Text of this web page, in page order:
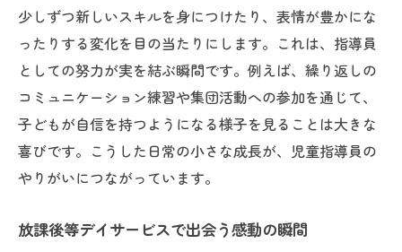
少しずつ新しいスキルを身につけたり、表情が豊かにな
ったりする変化を目の当たりにします。これは、指導員
としての努力が実を結ぶ瞬間です。例えば、繰り返しの
コミュニケーション練習や集団活動への参加を通じて、
子どもが自信を持つようになる様子を見ることは大きな
喜びです。こうした日常の小さな成長が、児童指導員の
やりがいにつながっています。
放課後等デイサービスで出会う感動の瞬間